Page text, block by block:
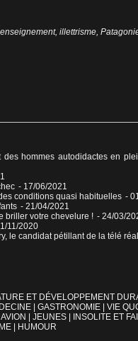
enseignement, illettrisme,
hommes autodidactes en
- 17/06/2021
conditions quasi habituelles -
- 21/04/2021
briller votre chevelure ! - 24/03/
11/2020
le candidat pétillant de la télé
ET DÉVELOPPEMENT
GASTRONOMIE VIE
JEUNES INSOLITE ET
HUMOUR